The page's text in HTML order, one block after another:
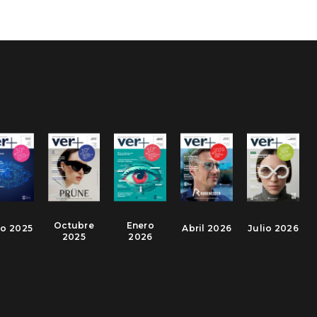
Julio 2026
Abril 2026
Enero
2026
Octubre
2025
2025